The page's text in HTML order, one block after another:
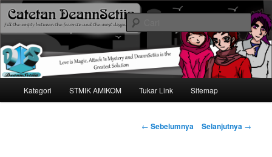
Catetan DS
Mari bermimpi dan ciptakan kehendak
Cari
Langsung
Kategori STMIK AMIKOM Tukar Link Sitemap
Navigasi
← Sebelumnya Selanjutnya →